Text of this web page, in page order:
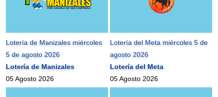
Lotería de Manizales miércoles
5 de agosto 2026
Lotería de Manizales
05 Agosto 2026
Lotería del Meta miércoles 5 de
agosto 2026
Lotería del Meta
05 Agosto 2026